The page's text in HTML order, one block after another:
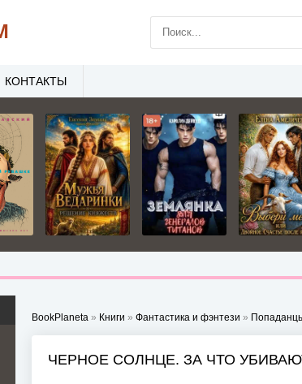
BookPlaneta » Книги » Фантастика и фэнтези »
ЧЕРНОЕ СОЛНЦЕ. ЗА ЧТО
КОНТАКТЫ